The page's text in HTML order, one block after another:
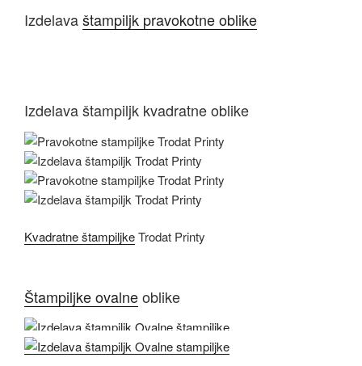
Izdelavaštampiljk pravokotne oblike
Izdelava štampiljk kvadratne oblike
Kvadratne štampiljkeTrodat Printy
Štampiljke ovalneoblike